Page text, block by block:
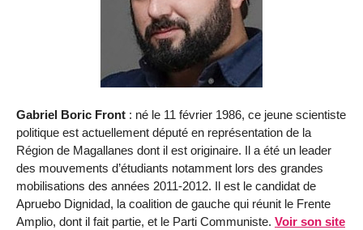
Gabriel Boric Front : né le 11 février 1986, ce jeune scientiste
politique est actuellement député en représentation de la
Région de Magallanes dont il est originaire. Il a été un leader
des mouvements d’étudiants notamment lors des grandes
mobilisations des années 2011-2012. Il est le candidat de
Apruebo Dignidad, la coalition de gauche qui réunit le Frente
Amplio, dont il fait partie, et le Parti Communiste. Voir son site